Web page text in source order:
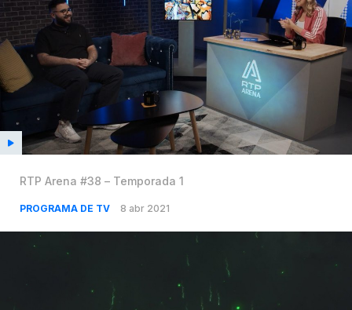
RTP Arena #38 – Temporada 1
PROGRAMA DE TV 8 abr 2021